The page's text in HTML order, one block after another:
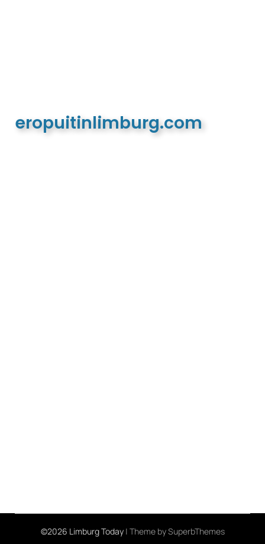
eropuitinlimburg.com
©2026 Limburg Today | Theme bySuperbThemes